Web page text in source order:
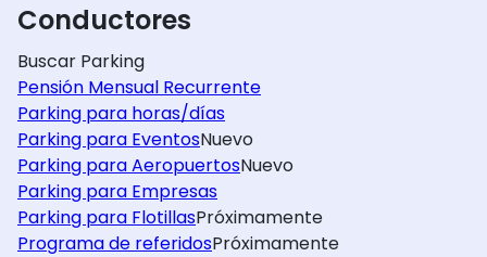
Conductores
Buscar Parking
Pensión Mensual Recurrente
Parking para horas/días
Parking para EventosNuevo
Parking para AeropuertosNuevo
Parking para Empresas
Parking para FlotillasPróximamente
Programa de referidosPróximamente